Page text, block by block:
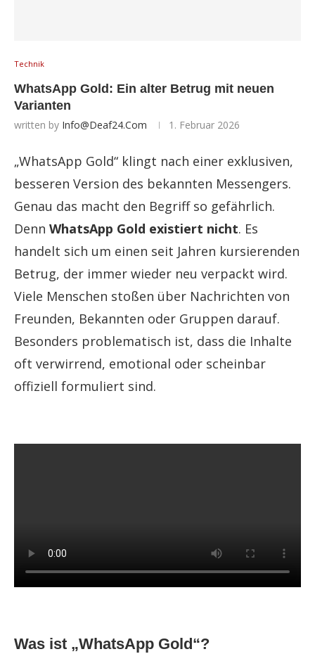
Technik
WhatsApp Gold: Ein alter Betrug mit neuen
Varianten
written by Info@deaf24.com 1. Februar 2026
„WhatsApp Gold“ klingt nach einer exklusiven,
besseren Version des bekannten Messengers.
Genau das macht den Begriff so gefährlich.
Denn WhatsApp Gold existiert nicht. Es
handelt sich um einen seit Jahren kursierenden
Betrug, der immer wieder neu verpackt wird.
Viele Menschen stoßen über Nachrichten von
Freunden, Bekannten oder Gruppen darauf.
Besonders problematisch ist, dass die Inhalte
oft verwirrend, emotional oder scheinbar
offiziell formuliert sind.
Was ist „WhatsApp Gold“?